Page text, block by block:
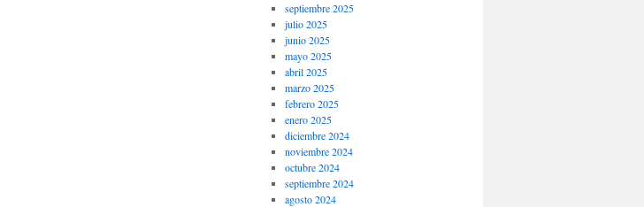
septiembre 2025
julio 2025
junio 2025
mayo 2025
abril 2025
marzo 2025
febrero 2025
enero 2025
diciembre 2024
noviembre 2024
octubre 2024
septiembre 2024
agosto 2024